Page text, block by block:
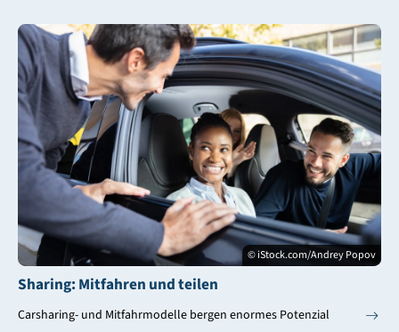
© iStock.com/Andrey Popov
Sharing: Mitfahren und teilen
Carsharing- und Mitfahrmodelle bergen enormes Potenzial